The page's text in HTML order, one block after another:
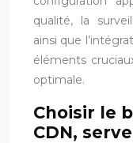
qualité, la
ainsi que
éléments
optimale.
Choisir le
CDN,